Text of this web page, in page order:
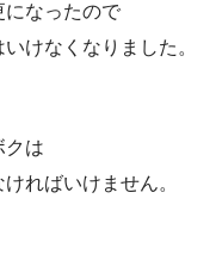
になったので
けなくなりました。
クは
ればいけません。